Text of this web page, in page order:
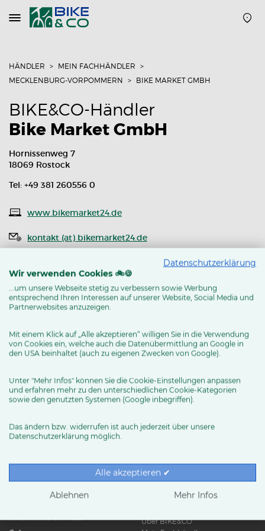
Navigation
öffnen
HÄNDLER
MEIN FACHHÄNDLER
MECKLENBURG-VORPOMMERN
BIKE MARKET GMBH
BIKE&CO-Händler
Bike Market GmbH
Hornissenweg 7
18069 Rostock
Tel: +49 381 260556 0
www.bikemarket24.de
kontakt (at) bikemarket24.de
MEHR ERFAHREN
News & Trends
Ratgeber
Über BIKE&CO
Datenschutzerklärung
Wir verwenden Cookies 🚲🍪
...um unsere Webseite stetig zu verbessern sowie Werbung
entsprechend Ihren Interessen auf unserer Website, Social Media und
Partnerwebsites anzuzeigen.
Mit einem Klick auf „Alle akzeptieren“ willigen Sie in die Verwendung
von Cookies ein, welche auch die Datenübermittlung an Google in
den USA beinhaltet (auch zu eigenen Zwecken von Google).
Unter "Mehr Infos" können Sie die Cookie-Einstellungen anpassen
und erfahren mehr zu den unterschiedlichen Cookie-Kategorien
sowie den genutzten Systemen (Google inbegriffen).
Das ändern bzw. widerrufen ist auch jederzeit über unsere
Datenschutzerklärung möglich.
Alle akzeptieren ✔
Ablehnen Mehr Infos